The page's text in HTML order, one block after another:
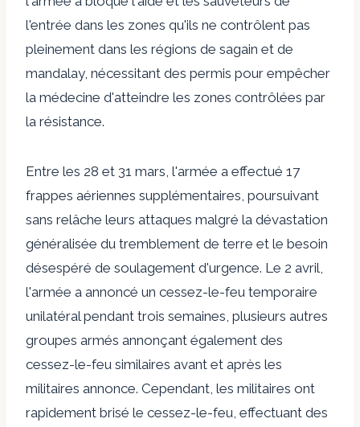
l'entrée dans les zones qu'ils ne contrôlent pas
pleinement dans les régions de sagain et de
mandalay, nécessitant des permis pour empêcher
la médecine d'atteindre les zones contrôlées par
la résistance.
Entre les 28 et 31 mars, l'armée a effectué 17
frappes aériennes supplémentaires, poursuivant
sans relâche leurs attaques malgré la dévastation
généralisée du tremblement de terre et le besoin
désespéré de soulagement d'urgence. Le 2 avril,
l'armée a annoncé un cessez-le-feu temporaire
unilatéral pendant trois semaines, plusieurs autres
groupes armés annonçant également des
cessez-le-feu similaires avant et après les
militaires annonce. Cependant, les militaires ont
rapidement brisé le cessez-le-feu, effectuant des